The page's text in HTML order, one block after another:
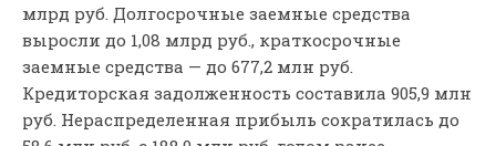
млрд руб. Долгосрочные заемные средства
выросли до 1,08 млрд руб., краткосрочные
заемные средства — до 677,2 млн руб.
Кредиторская задолженность составила 905,9 млн
руб. Нераспределенная прибыль сократилась до